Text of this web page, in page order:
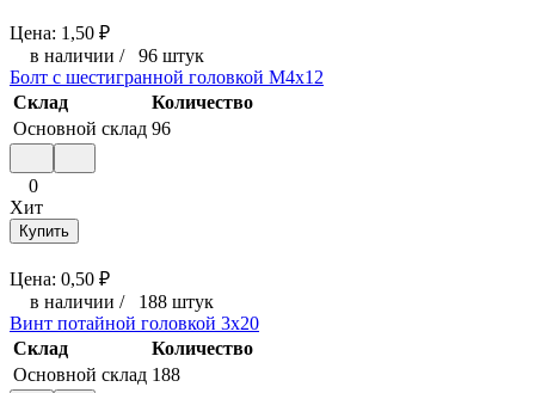
Цена: 1,50 ₽
в наличии / 96 штук
Болт с шестигранной головкой М4x12
Склад
Количество
Основной склад 96
0
Хит
Купить
Цена: 0,50 ₽
в наличии / 188 штук
Винт потайной головкой 3x20
Склад
Количество
Основной склад 188